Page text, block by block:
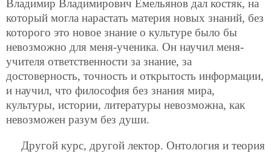
Владимир Владимирович Емельянов дал костяк, на
который могла нарастать материя новых знаний, без
которого это новое знание о культуре было бы
невозможно для меня-ученика. Он научил меня-
учителя ответственности за знание, за
достоверность, точность и открытость информации,
и научил, что философия без знания мира,
культуры, истории, литературы невозможна, как
невозможен разум без души.
Другой курс, другой лектор. Онтология и теория